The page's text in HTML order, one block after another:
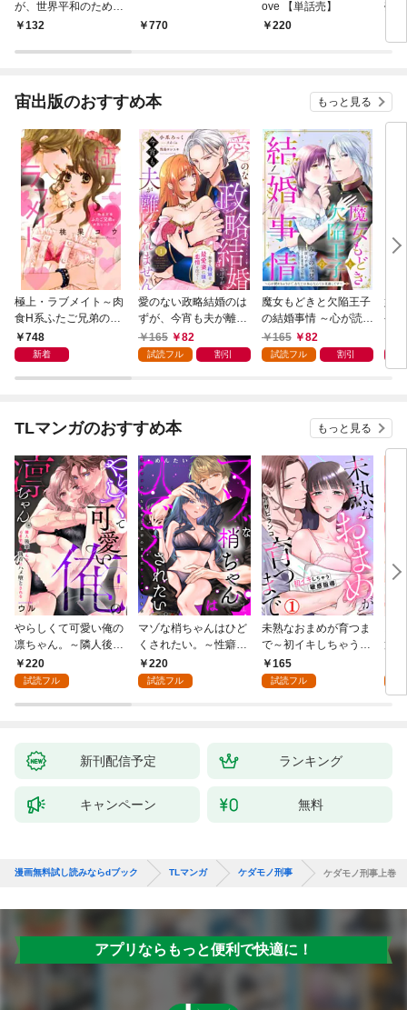
が、世界平和のため魔
王と子作りします１
132 770
ove 【単話売】
220
売】
宙出版のおすすめ本 もっと見る
極上・ラブメイト～肉
食H系ふたご兄弟のお
気にいり～
748
新着
愛のない政略結婚のは
ずが、今宵も夫が離し
てくれません～無骨な
将軍は最愛妻に滾る恋
165 82
試読フル 割引
魔女もどきと欠陥王子
の結婚事情 ～心が読め
ちゃうので、あなたの
本心なんてお見通しで
165 82
試読フル 割引
婚
や
た
TLマンガのおすすめ本 もっと見る
やらしくて可愛い俺の
凛ちゃん。～隣人後輩
くんのイキすぎた執着
にハメ堕とされる～(1)
220
試読フル
マゾな梢ちゃんはひど
くされたい。～性癖マ
ッチした後輩と欲望の
ままにセックスしたら
220
試読フル
未熟なおまめが育つま
で～初イキしちゃう敏
感指導～1
165
試読フル
筋
1【
付
新刊配信予定 ランキング
キャンペーン 無料
漫画無料試し読みならdブック TLマンガ ケダモノ刑事 ケダモノ刑事上巻
アプリならもっと便利で快適に！